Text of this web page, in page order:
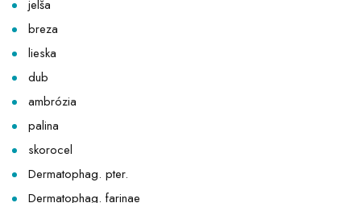
jelša
breza
lieska
dub
ambrózia
palina
skorocel
Dermatophag. pter.
Dermatophag. farinae